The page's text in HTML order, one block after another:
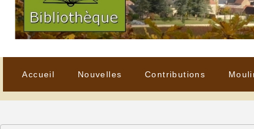
Accueil Nouvelles Contributions